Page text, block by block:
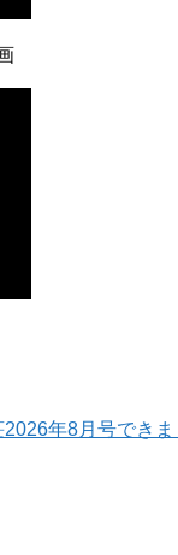
2026年8月号でき